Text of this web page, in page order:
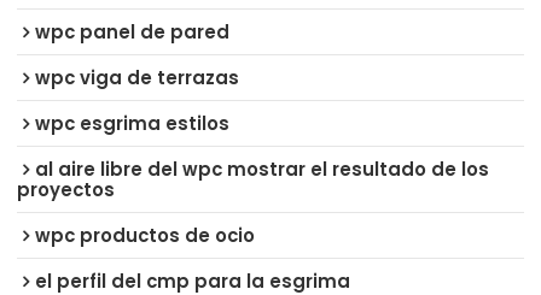
wpc panel de pared
wpc viga de terrazas
wpc esgrima estilos
al aire libre del wpc mostrar el resultado de los
proyectos
wpc productos de ocio
el perfil del cmp para la esgrima